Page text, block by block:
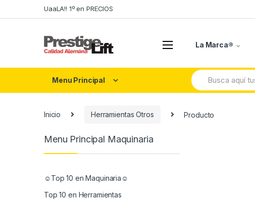
to
to
UaaLA!! 1º en PRECIOS
La Marca®
Menu Principal
Search
for:
Inicio Herramientas Otros Producto
Menu Principal Maquinaria
☺Top 10 en Maquinaria☺
Top 10 en Herramientas